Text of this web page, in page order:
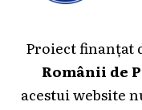
Proiect finanțat
Românii de
acestui website